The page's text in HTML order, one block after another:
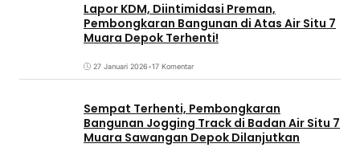
Lapor KDM, Diintimidasi Preman,
Pembongkaran Bangunan di Atas Air Situ 7
Muara Depok Terhenti!
27 Januari 2026•17 Komentar
Sempat Terhenti, Pembongkaran
Bangunan Jogging Track di Badan Air Situ 7
Muara Sawangan Depok Dilanjutkan